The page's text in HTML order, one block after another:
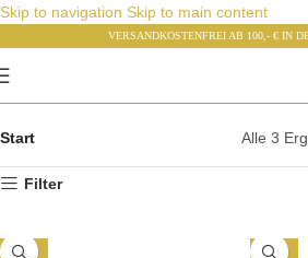
Skip to navigation Skip to main content
VERSANDKOSTENFREI AB 100,- € IN
Start Alle 3
Filter
-81% -81%